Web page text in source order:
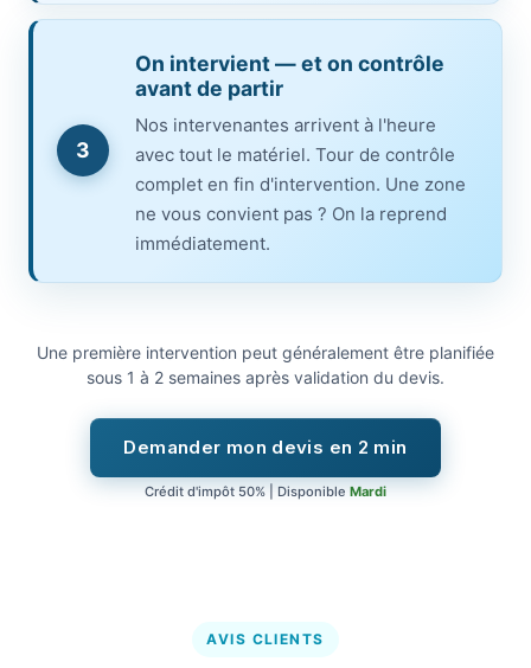
3
On intervient — et on contrôle
avant de partir
Nos intervenantes arrivent à l'heure
avec tout le matériel. Tour de contrôle
complet en fin d'intervention. Une zone
ne vous convient pas ? On la reprend
immédiatement.
Une première intervention peut généralement être planifiée
sous 1 à 2 semaines après validation du devis.
Demander mon devis en 2 min
Crédit d'impôt 50% | Disponible Mardi
AVIS CLIENTS